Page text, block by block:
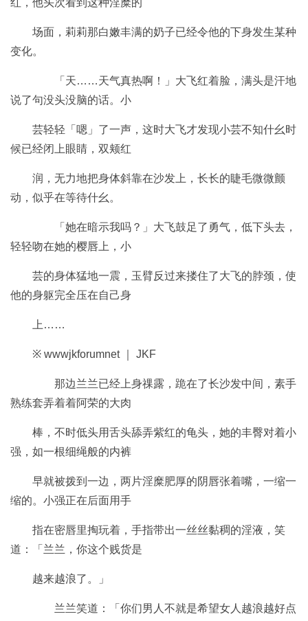
红，他头次看到这种淫糜的
场面，莉莉那白嫩丰满的奶子已经令他的下身发生某种
变化。
「天……天气真热啊！」大飞红着脸，满头是汗地
说了句没头没脑的话。小
芸轻轻「嗯」了一声，这时大飞才发现小芸不知什幺时
候已经闭上眼睛，双颊红
润，无力地把身体斜靠在沙发上，长长的睫毛微微颤
动，似乎在等待什幺。
「她在暗示我吗？」大飞鼓足了勇气，低下头去，
轻轻吻在她的樱唇上，小
芸的身体猛地一震，玉臂反过来搂住了大飞的脖颈，使
他的身躯完全压在自己身
上……
※ wwwjkforumnet ｜ JKF
那边兰兰已经上身祼露，跪在了长沙发中间，素手
熟练套弄着着阿荣的大肉
棒，不时低头用舌头舔弄紫红的龟头，她的丰臀对着小
强，如一根细绳般的内裤
早就被拨到一边，两片淫糜肥厚的阴唇张着嘴，一缩一
缩的。小强正在后面用手
指在密唇里掏玩着，手指带出一丝丝黏稠的淫液，笑
道：「兰兰，你这个贱货是
越来越浪了。」
兰兰笑道：「你们男人不就是希望女人越浪越好点